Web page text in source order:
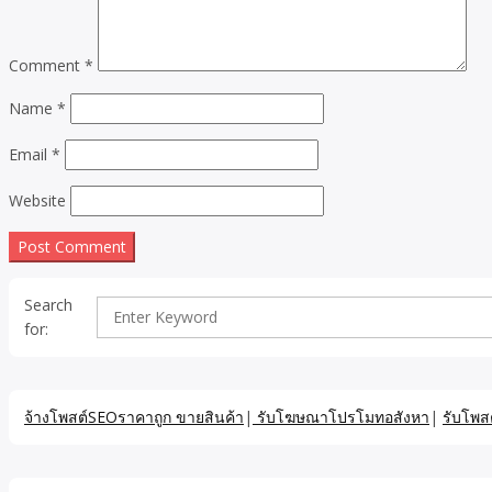
Comment *
Name *
Email *
Website
Search
for:
จ้างโพสต์SEOราคาถูก ขายสินค้า | รับโฆษณาโปรโมทอสังหา | รับโพ